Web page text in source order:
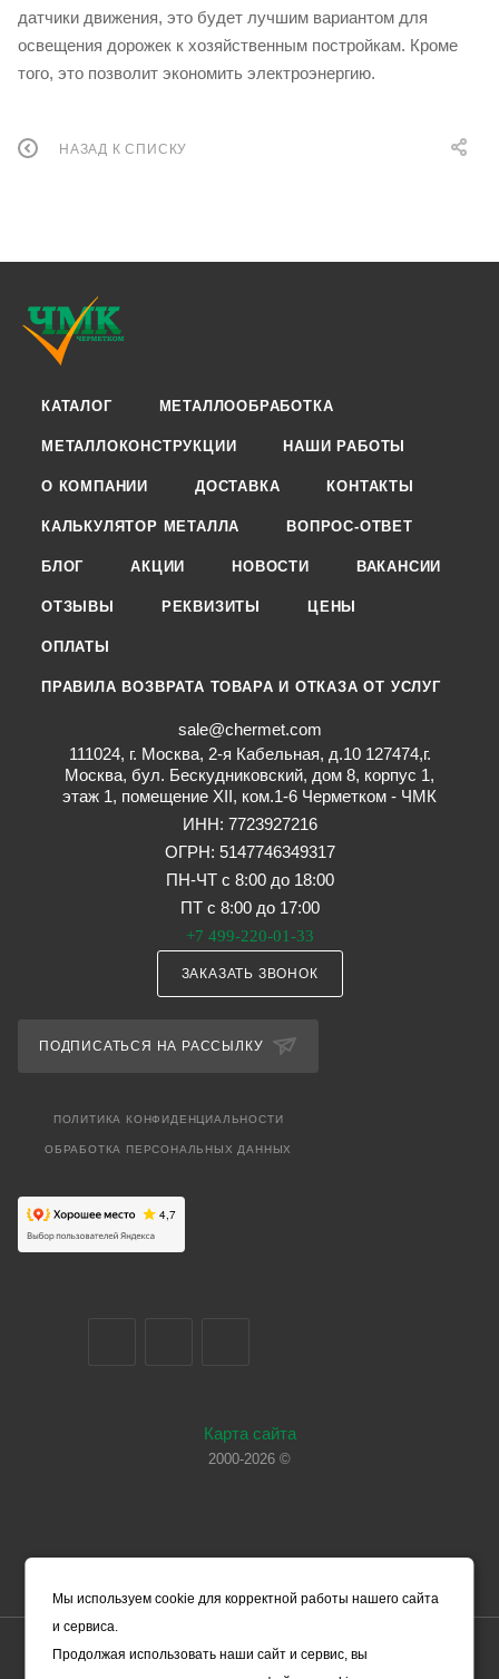
датчики движения, это будет лучшим вариантом для
освещения дорожек к хозяйственным постройкам. Кроме
того, это позволит экономить электроэнергию.
НАЗАД К СПИСКУ
КАТАЛОГ МЕТАЛЛООБРАБОТКА
МЕТАЛЛОКОНСТРУКЦИИ НАШИ РАБОТЫ
О КОМПАНИИ ДОСТАВКА КОНТАКТЫ
КАЛЬКУЛЯТОР МЕТАЛЛА ВОПРОС-ОТВЕТ
БЛОГ АКЦИИ НОВОСТИ ВАКАНСИИ
ОТЗЫВЫ РЕКВИЗИТЫ ЦЕНЫ
ОПЛАТЫ
ПРАВИЛА ВОЗВРАТА ТОВАРА И ОТКАЗА ОТ УСЛУГ
sale@chermet.com
111024, г. Москва, 2-я Кабельная, д.10 127474,г.
Москва, бул. Бескудниковский, дом 8, корпус 1,
этаж 1, помещение XII, ком.1-6 Черметком - ЧМК
ИНН: 7723927216
ОГРН: 5147746349317
ПН-ЧТ с 8:00 до 18:00
ПТ с 8:00 до 17:00
+7 499-220-01-33
ЗАКАЗАТЬ ЗВОНОК
ПОДПИСАТЬСЯ НА РАССЫЛКУ
ПОЛИТИКА КОНФИДЕНЦИАЛЬНОСТИ
ОБРАБОТКА ПЕРСОНАЛЬНЫХ ДАННЫХ
Карта сайта
2000-2026 ©
Цены, указанные на сайте, носят справочный характер и не
Мы используем cookie для корректной работы нашего сайта
и сервиса.
Продолжая использовать наши сайт и сервис, вы